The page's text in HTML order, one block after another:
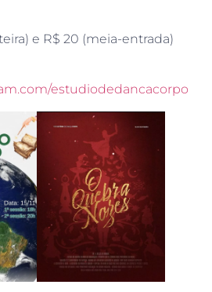
e R$ 20 (meia-entrada)
estudiodedancacorpo